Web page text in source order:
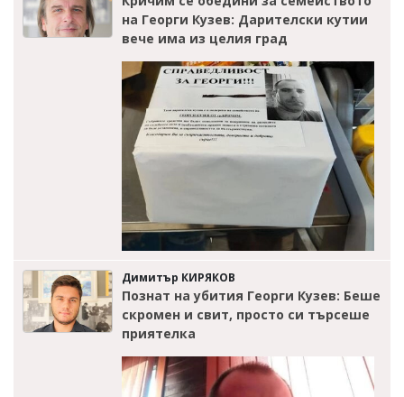
на Георги Кузев: Дарителски кутии
вече има из целия град
Димитър КИРЯКОВ
Познат на убития Георги Кузев: Беше
скромен и свит, просто си търсеше
приятелка